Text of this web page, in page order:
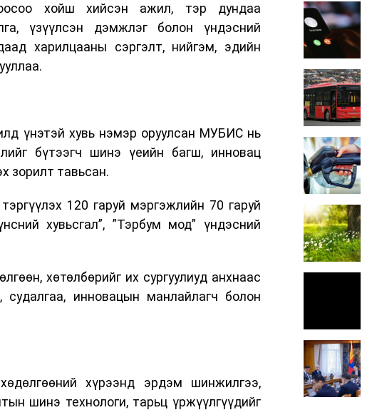
хойш хийсэн ажил, тэр дундаа
үзүүлсэн дэмжлэг болон үндэсний
харилцааны сэргэлт, нийгэм, эдийн
үнэтэй хувь нэмэр оруулсан МУБИС нь
бүтээгч шинэ үеийн багш, инновац
зорилт тавьсан.
120 гаруй мэргэжлийн 70 гаруй
хувьсгал”, ”Тэрбум мод” үндэсний
хөтөлбөрийг их сургуулиуд анхнаас
инновацын манлайлагч болон
хүрээнд эрдэм шинжилгээ,
шинэ технологи, тарьц үржүүлгүүдийг